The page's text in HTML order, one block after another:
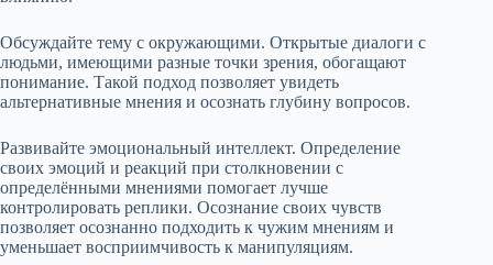
Обсуждайте тему с окружающими. Открытые диалоги с
людьми, имеющими разные точки зрения, обогащают
понимание. Такой подход позволяет увидеть
альтернативные мнения и осознать глубину вопросов.
Развивайте эмоциональный интеллект. Определение
своих эмоций и реакций при столкновении с
определёнными мнениями помогает лучше
контролировать реплики. Осознание своих чувств
позволяет осознанно подходить к чужим мнениям и
уменьшает восприимчивость к манипуляциям.